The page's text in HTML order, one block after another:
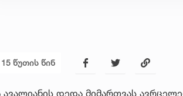
15 წუთის წინ
ავალიანის დედა მიმართვას